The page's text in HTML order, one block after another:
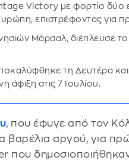
Victory με φορτίο δύο
επιστρέφοντας για
Μάρσαλ, διέπλευσε
τη Δευτέρα και
άφιξη στις 7 Ιουλίου.
, που έφυγε από τον
βαρέλια αργού, για
που